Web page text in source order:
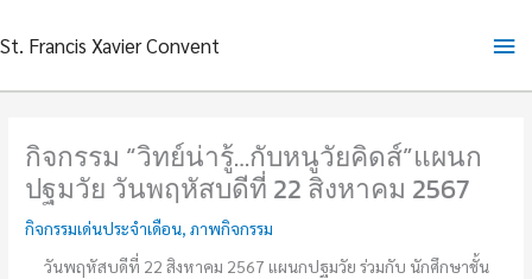
to
St. Francis Xavier Convent
กิจกรรม “วิทย์น่ารู้…กับหนูวัยคิดส์”แผนก
ปฐมวัย วันพฤหัสบดีที่ 22 สิงหาคม 2567
กิจกรรมเด่นประจำเดือน,ภาพกิจกรรม
วันพฤหัสบดีที่ 22 สิงหาคม 2567 แผนกปฐมวัย ร่วมกับ นักศึกษาชั้น